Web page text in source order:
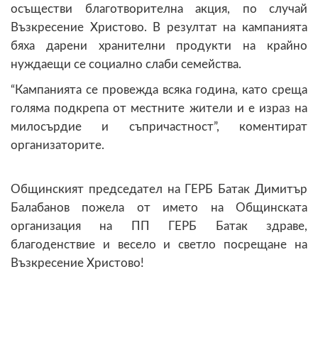
осъществи благотворителна акция, по случай
Възкресение Христово. В резултат на кампанията
бяха дарени хранителни продукти на крайно
нуждаещи се социално слаби семейства.
“Кампанията се провежда всяка година, като среща
голяма подкрепа от местните жители и е израз на
милосърдие и съпричастност”, коментират
организаторите.
Общинският председател на ГЕРБ Батак Димитър
Балабанов пожела от името на Общинската
организация на ПП ГЕРБ Батак здраве,
благоденствие и весело и светло посрещане на
Възкресение Христово!